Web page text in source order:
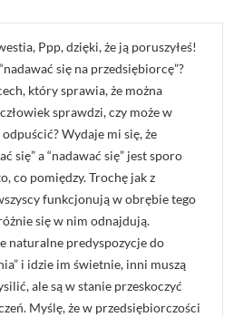
Ppp, dzięki, że ją poruszyłeś!
się na przedsiębiorcę”?
który sprawia, że można
sprawdzi, czy może w
Wydaje mi się, że
się” a “nadawać się” jest sporo
co pomiędzy. Trochę jak z
funkcjonują w obrębie tego
się w nim odnajdują.
naturalne predyspozycje do
i idzie im świetnie, inni muszą
ale są w stanie przeskoczyć
Myślę, że w przedsiębiorczości